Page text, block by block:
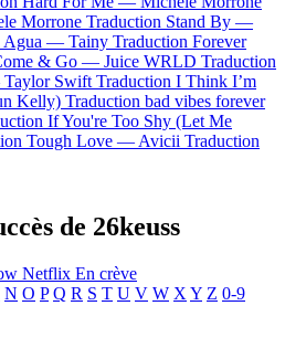
Morrone Traduction Stand By —
Agua — Tainy Traduction Forever
& Go — Juice WRLD Traduction
Taylor Swift Traduction I Think I’m
Kelly) Traduction bad vibes forever
If You're Too Shy (Let Me
Tough Love — Avicii Traduction
de 26keuss
Netflix En crève
N O P Q R S T U V W X Y Z 0-9